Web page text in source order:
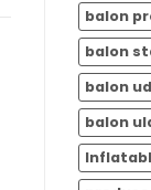
balon
balon
balon
balon